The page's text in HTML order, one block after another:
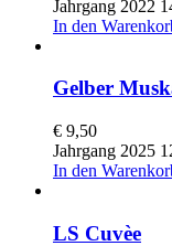
Jahrgang 2022
In den
Gelber
€ 9,50
Jahrgang 2025
In den
LS Cuvèe